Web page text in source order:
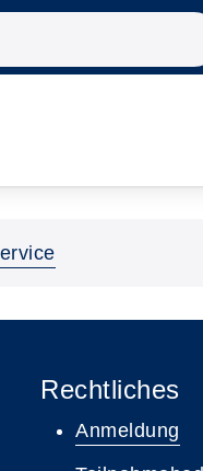
Rechtliches
Anmeldung